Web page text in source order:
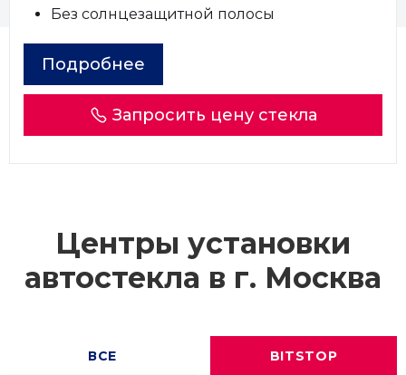
Без солнцезащитной полосы
Подробнее
Запросить цену стекла
Центры установки
автостекла в г. Москва
ВСЕ BITSTOP